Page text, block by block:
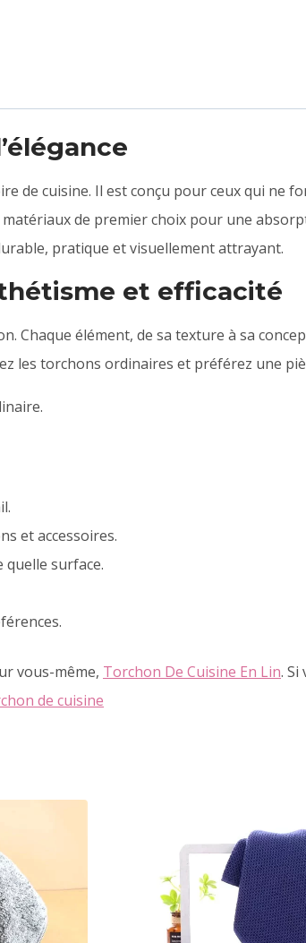
de cuisine. Il est conçu pour ceux qui ne
de premier choix pour une
pratique et visuellement attrayant.
et efficacité
Chaque élément, de sa texture à sa
les torchons ordinaires et préférez une
et accessoires.
surface.
vous-même, Torchon De Cuisine En Lin. Si
de cuisine